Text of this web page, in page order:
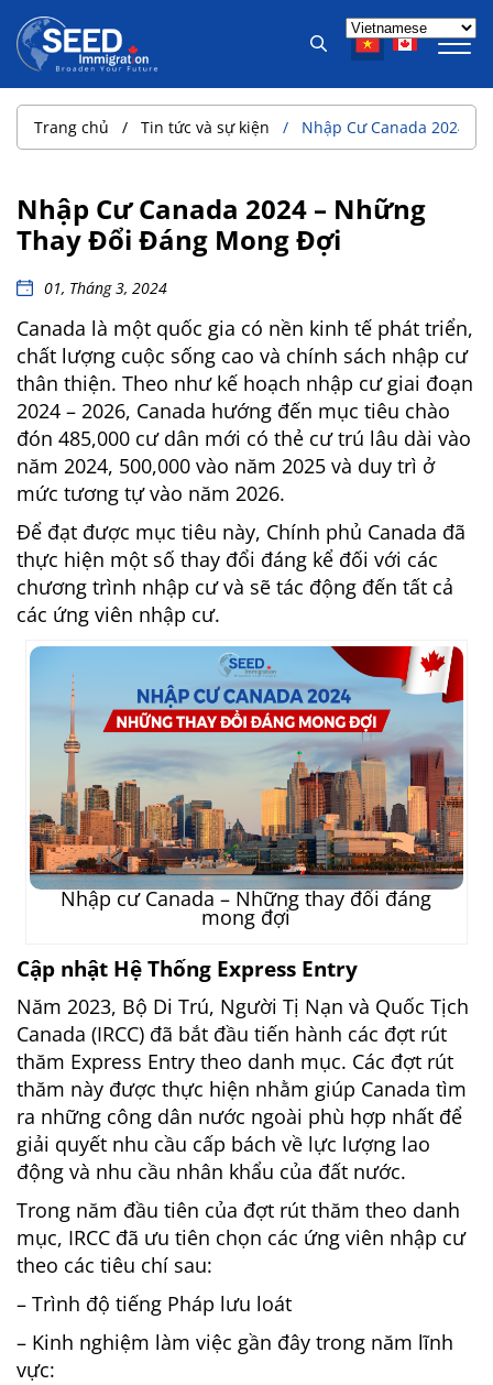
Trang chủ Tin tức và sự kiện Nhập Cư Canada 2024
Nhập Cư Canada 2024 – Những
Thay Đổi Đáng Mong Đợi
01, Tháng 3, 2024
Canada là một quốc gia có nền kinh tế phát triển,
chất lượng cuộc sống cao và chính sách nhập cư
thân thiện. Theo như kế hoạch nhập cư giai đoạn
2024 – 2026, Canada hướng đến mục tiêu chào
đón 485,000 cư dân mới có thẻ cư trú lâu dài vào
năm 2024, 500,000 vào năm 2025 và duy trì ở
mức tương tự vào năm 2026.
Để đạt được mục tiêu này, Chính phủ Canada đã
thực hiện một số thay đổi đáng kể đối với các
chương trình nhập cư và sẽ tác động đến tất cả
các ứng viên nhập cư.
Nhập cư Canada – Những thay đổi đáng
mong đợi
Cập nhật Hệ Thống Express Entry
Năm 2023, Bộ Di Trú, Người Tị Nạn và Quốc Tịch
Canada (IRCC) đã bắt đầu tiến hành các đợt rút
thăm Express Entry theo danh mục. Các đợt rút
thăm này được thực hiện nhằm giúp Canada tìm
ra những công dân nước ngoài phù hợp nhất để
giải quyết nhu cầu cấp bách về lực lượng lao
động và nhu cầu nhân khẩu của đất nước.
Trong năm đầu tiên của đợt rút thăm theo danh
mục, IRCC đã ưu tiên chọn các ứng viên nhập cư
theo các tiêu chí sau:
– Trình độ tiếng Pháp lưu loát
– Kinh nghiệm làm việc gần đây trong năm lĩnh
vực: